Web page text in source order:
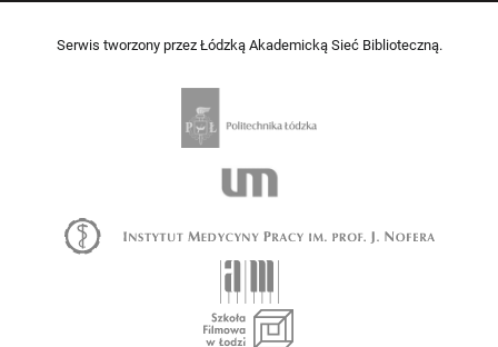
Serwis tworzony przez Łódzką Akademicką Sieć Biblioteczną.